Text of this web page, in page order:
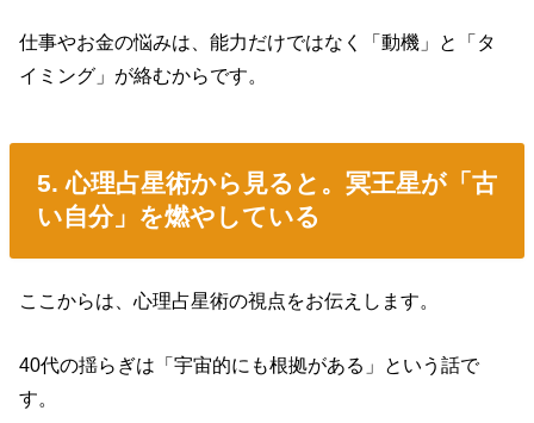
仕事やお金の悩みは、能力だけではなく「動機」と「タ
イミング」が絡むからです。
5. 心理占星術から見ると。冥王星が「古
い自分」を燃やしている
ここからは、心理占星術の視点をお伝えします。
40代の揺らぎは「宇宙的にも根拠がある」という話で
す。